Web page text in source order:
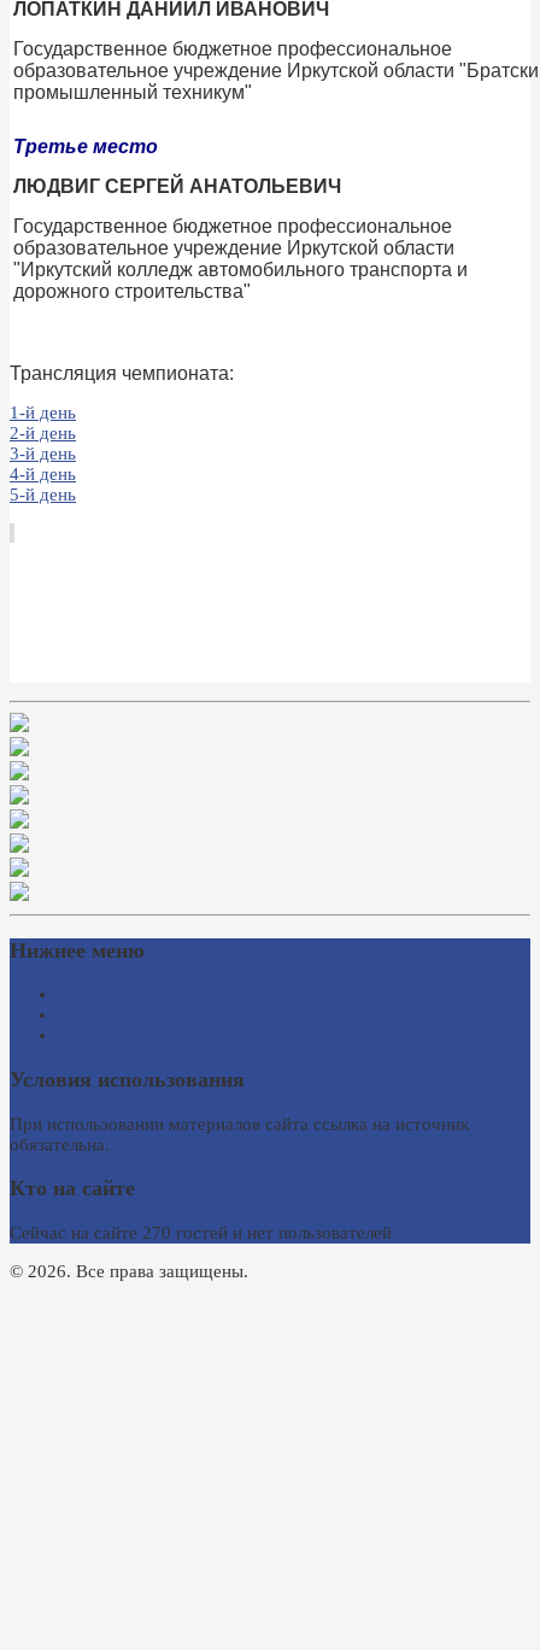
ЛОПАТКИН ДАНИИЛ ИВАНОВИЧ
Государственное бюджетное профессиональное
образовательное учреждение Иркутской области
промышленный техникум"
Третье место
ЛЮДВИГ СЕРГЕЙ АНАТОЛЬЕВИЧ
Государственное бюджетное профессиональное
образовательное учреждение Иркутской области
"Иркутский колледж автомобильного транспорта и
дорожного строительства"
Трансляция чемпионата:
1-й день
2-й день
3-й день
4-й день
5-й день
Нижнее меню
Условия использования
При использовании материалов сайта ссылка на источник
обязательна.
Кто на сайте
Сейчас на сайте 270 гостей и нет пользователей
© 2026. Все права защищены.